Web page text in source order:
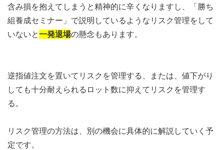
含み損を抱えてしまうと精神的に辛くなりますし、「勝ち
組養成セミナー」で説明しているようなリスク管理をして
いないと一発退場の懸念もあります。
逆指値注文を置いてリスクを管理する、または、値下がり
しても十分耐えられるロット数に抑えてリスクを管理す
る。
リスク管理の方法は、別の機会に具体的に解説していく予
定です。